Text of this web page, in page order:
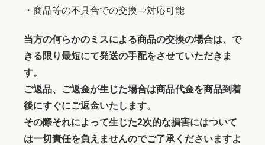
・商品等の不具合での交換⇒対応可能
当方の何らかのミスによる商品の交換の場合は、で
きる限り最短にて発送の手配をさせていただきま
す。
ご返品、ご返金が生じた場合は商品代金を商品到着
後にすぐにご返金いたします。
その際それによって生じた2次的な損害にはついて
は一切責任を負えませんのでご了承くださいますよ